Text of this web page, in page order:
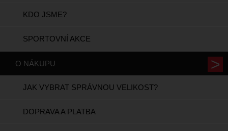
KDO JSME?
SPORTOVNÍ AKCE
O NÁKUPU
JAK VYBRAT SPRÁVNOU VELIKOST?
DOPRAVA A PLATBA